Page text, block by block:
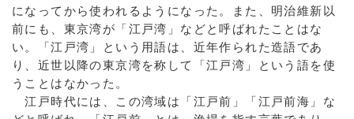
になってから使われるようになった。また、明治維新以
前にも、東京湾が「江戸湾」などと呼ばれたことはな
い。「江戸湾」という用語は、近年作られた造語であ
り、近世以降の東京湾を称して「江戸湾」という語を使
うことはなかった。
江戸時代には、この湾域は「江戸前」「江戸前海」な